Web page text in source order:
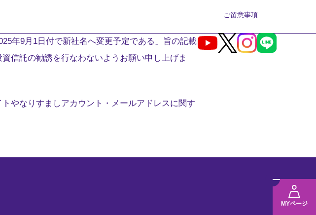
ご留意事項
MYページ
メ
年9月1日付で新社名へ変更予定である」旨の記載
信託の勧誘を行なわないようお願い申し上げま
やなりすましアカウント・メールアドレスに関す
Youtube
X Instagram
LINE